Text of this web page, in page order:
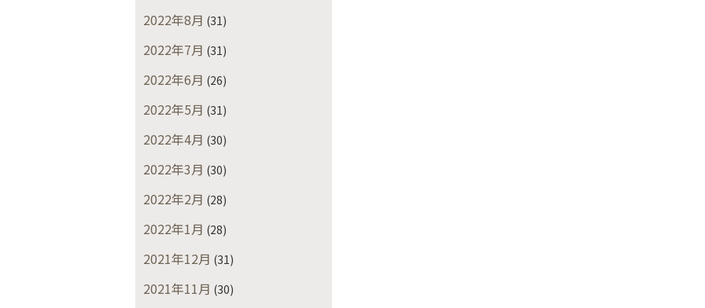
2022年8月 (31)
2022年7月 (31)
2022年6月 (26)
2022年5月 (31)
2022年4月 (30)
2022年3月 (30)
2022年2月 (28)
2022年1月 (28)
2021年12月 (31)
2021年11月 (30)